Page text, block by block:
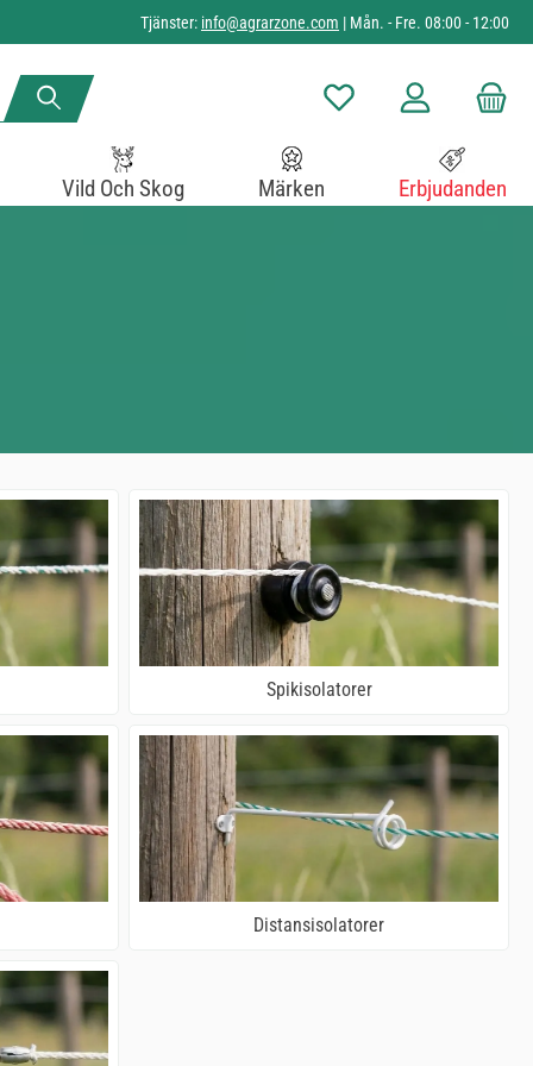
Tjänster: info@agrarzone.com | Mån. - Fre. 08:00 - 12:00
Du har 0 objekt i
Vild Och Skog Märken Erbjudanden
Spikisolatorer
Distansisolatorer